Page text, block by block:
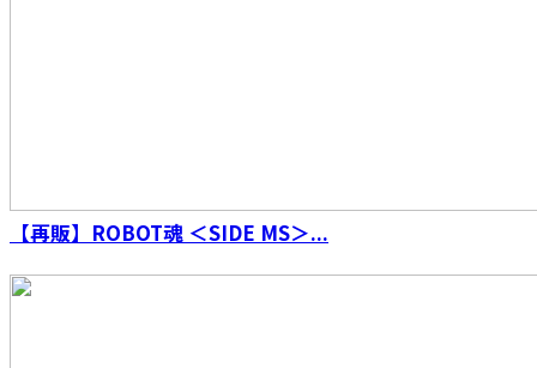
【再販】ROBOT魂 ＜SIDE MS＞...